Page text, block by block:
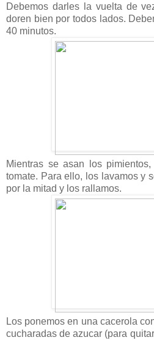
Debemos darles la vuelta de
doren bien por todos lados.
40 minutos.
Mientras se asan los
tomate. Para ello, los lavamos y
por la mitad y los rallamos.
Los ponemos en una cacerola
cucharadas de azucar (para